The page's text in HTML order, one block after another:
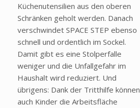
Küchenutensilien aus den oberen
Schränken geholt werden. Danach
verschwindet SPACE STEP ebenso
schnell und ordentlich im Sockel.
Damit gibt es eine Stolperfalle
weniger und die Unfallgefahr im
Haushalt wird reduziert. Und
übrigens: Dank der Tritthilfe können
auch Kinder die Arbeitsfläche